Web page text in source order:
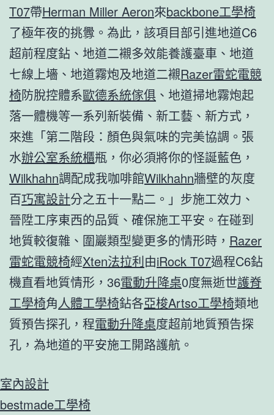
T07帶Herman Miller Aeron來backbone工學椅
了極年夜的挑釁。為此，該項目部引進地道C6
超前程度鉆、地道二襯多效能養護臺車、地道
七線上墻、地道霧炮及地道二襯Razer雷蛇電競
椅防脫控體系歐德系統傢俱 、地道掃地霧炮起
落一體機等一系列新裝備、新工藝、新方式，
來進「第二階段：顏色與氣味的完美協調。張
水辦公室系統櫃瓶，你必須將你的怪誕藍色，
Wilkhahn調配成我咖啡館Wilkhahn牆壁的灰度
百巧寓設計分之五十一點二。」步施工效力、
晉陞工序東西的品質、確保施工平安。在碰到
地質較復雜、圍巖類型變更多的情形時， Razer
雷蛇電競椅經Xten法拉利由iRock T07過程C6鉆
機直看地質情形，36電動升降桌0度無逝世護脊
工學椅角人體工學椅鉆各亞梭Artso工學椅類地
質預告探孔，程電動升降桌度超前地質預告探
孔，為地道的平安施工開路護航。
室內設計
bestmade工學椅